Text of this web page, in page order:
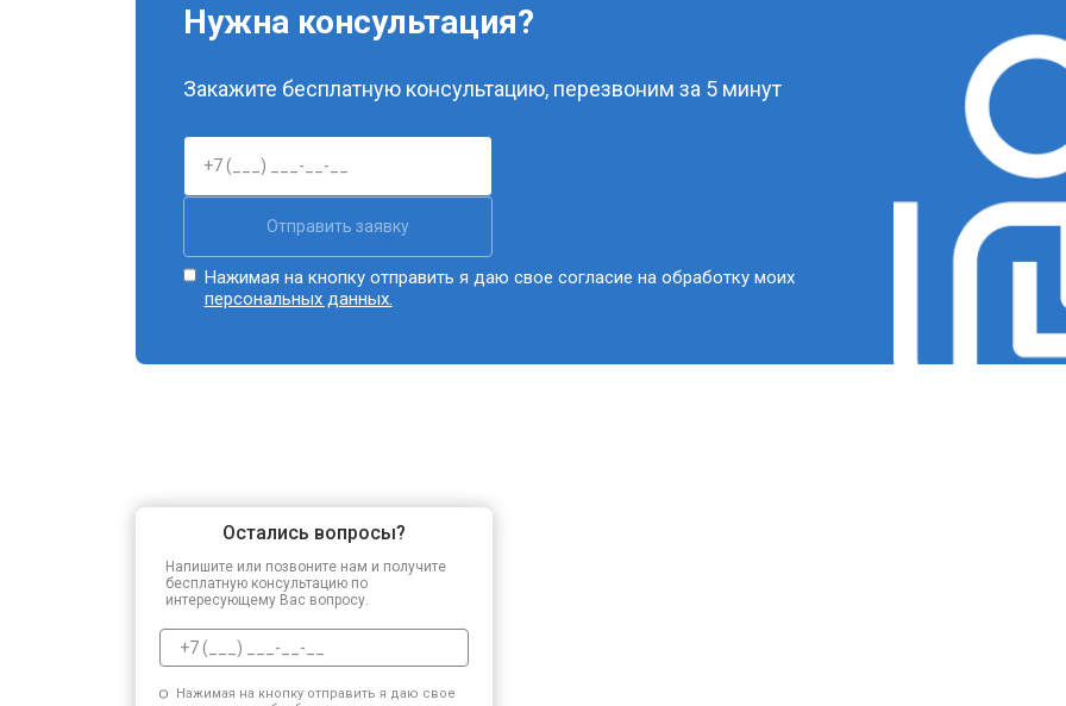
Нужна консультация?
Закажите бесплатную консультацию, перезвоним за 5 минут
Отправить заявку
Нажимая на кнопку отправить я даю свое согласие на обработку моих
персональных данных.
Остались вопросы?
Напишите или позвоните нам и получите
бесплатную консультацию по
интересующему Вас вопросу.
Нажимая на кнопку отправить я даю свое